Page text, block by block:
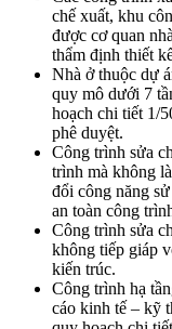
chế xuất, khu
được cơ quan
thẩm định thiết
Nhà ở thuộc dự
quy mô dưới 7
hoạch chi tiết 1/
phê duyệt.
Công trình sửa
trình mà không
đổi công năng
an toàn công
Công trình sửa
không tiếp giáp
kiến trúc.
Công trình hạ
cáo kinh tế – kỹ